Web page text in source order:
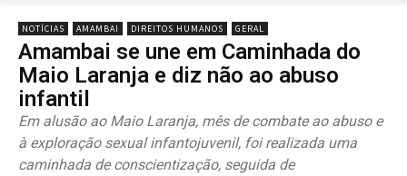
NOTÍCIAS AMAMBAI DIREITOS HUMANOS GERAL
Amambai se une em Caminhada do
Maio Laranja e diz não ao abuso
infantil
Em alusão ao Maio Laranja, mês de combate ao abuso e
à exploração sexual infantojuvenil, foi realizada uma
caminhada de conscientização, seguida de